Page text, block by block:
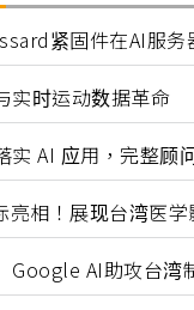
紧固件在AI服务
实时运动数据革命
实 AI 应用，完整顾
亮相！展现台湾医
AI助攻台湾